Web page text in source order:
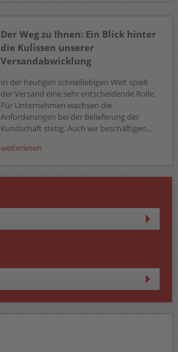
Der Weg zu Ihnen: Ein Blick hinter
die Kulissen unserer
Versandabwicklung
In der heutigen schnelllebigen Welt spielt
der Versand eine sehr entscheidende Rolle.
Für Unternehmen wachsen die
Anforderungen bei der Belieferung der
Kundschaft stetig. Auch wir beschäftigen...
weiterlesen